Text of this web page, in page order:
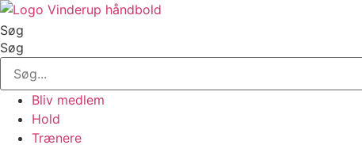
Videre
til
indhold
Søg
Søg
Bliv medlem
Hold
Trænere